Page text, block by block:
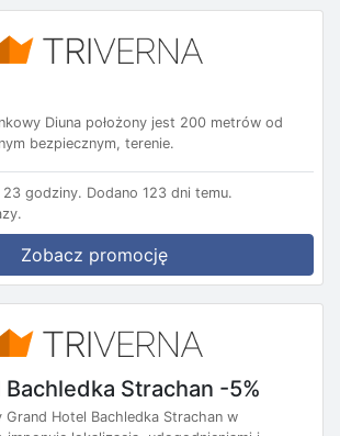
Diuna położony jest 200 metrów od
bezpiecznym, terenie.
23 godziny. Dodano 123 dni temu.
Zobacz promocję
Strachan -5%
Hotel Bachledka Strachan w